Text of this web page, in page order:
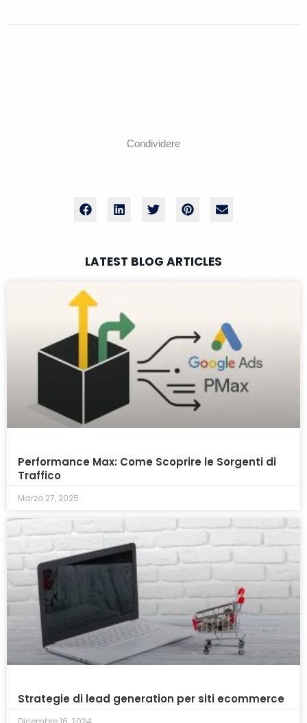
Condividere
LATEST BLOG ARTICLES
Performance Max: Come Scoprire le Sorgenti di
Traffico
Marzo 27, 2025
Strategie di lead generation per siti ecommerce